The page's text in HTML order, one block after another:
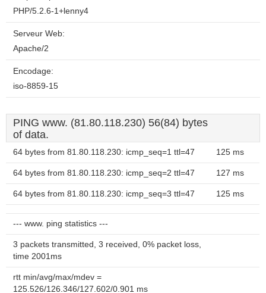
PHP/5.2.6-1+lenny4
Serveur Web:
Apache/2
Encodage:
iso-8859-15
PING www. (81.80.118.230) 56(84) bytes
of data.
64 bytes from 81.80.118.230: icmp_seq=1 ttl=47 125 ms
64 bytes from 81.80.118.230: icmp_seq=2 ttl=47 127 ms
64 bytes from 81.80.118.230: icmp_seq=3 ttl=47 125 ms
--- www. ping statistics ---
3 packets transmitted, 3 received, 0% packet loss,
time 2001ms
rtt min/avg/max/mdev =
125.526/126.346/127.602/0.901 ms